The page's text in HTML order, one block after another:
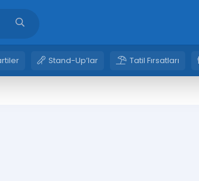
Stand-Up’lar Tatil Fırsatları